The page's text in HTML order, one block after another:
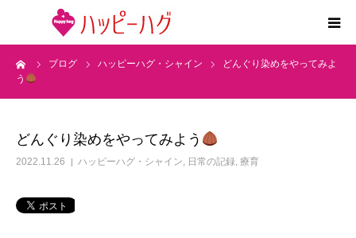
ブログ ハッピーハグ・シャイン
どんぐり染めをやってみよ
う
どんぐり染めをやってみよう
2022.11.26 ハッピーハグ・シャイン, 日常の記録, 療育
2つの特徴
活動内容
施設紹介